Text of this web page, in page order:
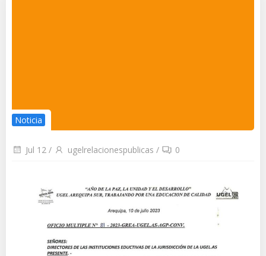
Noticia
Jul 12 / ugelrelacionespublicas / 0